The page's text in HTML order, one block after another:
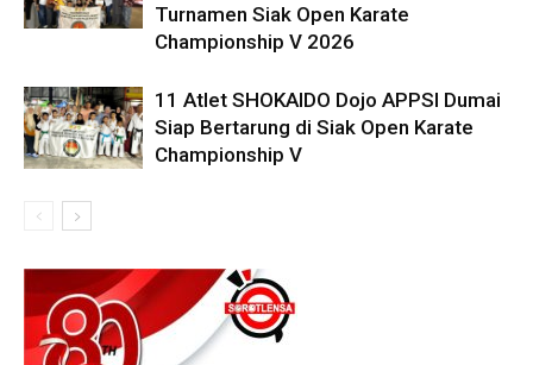
Turnamen Siak Open Karate
Championship V 2026
11 Atlet SHOKAIDO Dojo APPSI Dumai
Siap Bertarung di Siak Open Karate
Championship V